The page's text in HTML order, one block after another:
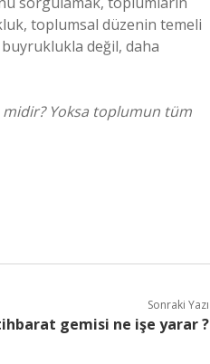
toplumsal düzenin temeli
değil, daha
Yoksa toplumun tüm
Sonraki Yazı
gemisi ne işe yarar ?